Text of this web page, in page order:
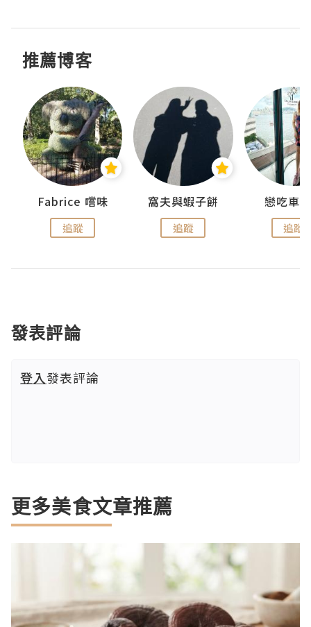
推薦博客
Fabrice 嚐味
追蹤
窩夫與蝦子餅
追蹤
戀吃車
追蹤
發表評論
登入發表評論
更多美食文章推薦